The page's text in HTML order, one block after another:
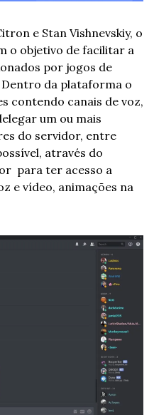
e Stan Vishnevskiy, o
o objetivo de facilitar a
por jogos de
da plataforma o
contendo canais de voz,
um ou mais
do servidor, entre
através do
para ter acesso a
e vídeo, animações na